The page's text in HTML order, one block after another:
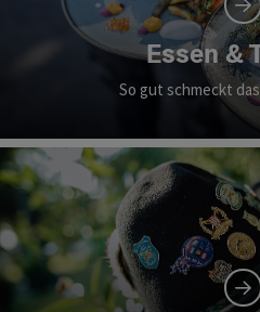
Essen &
So gut schmeckt